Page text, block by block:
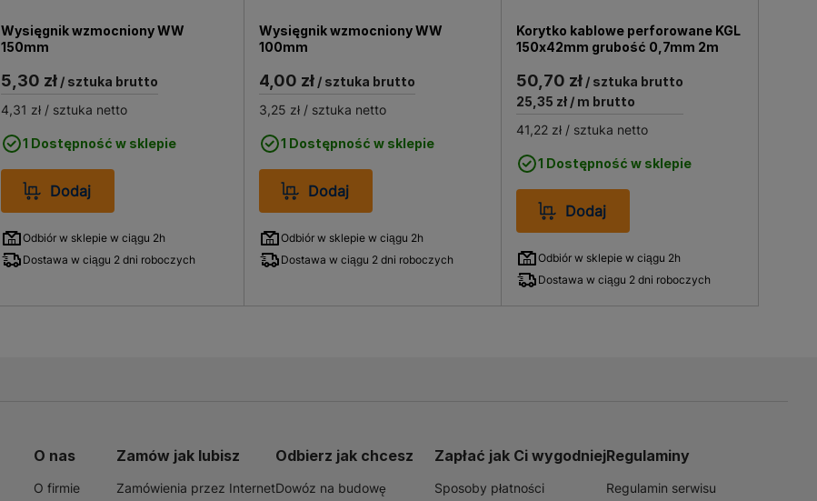
Wysięgnik wzmocniony WW
150mm
5,30 zł/ sztuka brutto
4,31 zł/ sztuka netto
1 Dostępność w sklepie
Dodaj
Odbiór w sklepie w ciągu 2h
Dostawa w ciągu 2 dni roboczych
Wysięgnik wzmocniony WW
100mm
4,00 zł/ sztuka brutto
3,25 zł/ sztuka netto
1 Dostępność w sklepie
Dodaj
Odbiór w sklepie w ciągu 2h
Dostawa w ciągu 2 dni roboczych
Korytko kablowe perforowane KGL
150x42mm grubość 0,7mm 2m
50,70 zł / sztuka brutto
25,35 zł / m brutto
41,22 zł / sztuka netto
1 Dostępność w sklepie
Dodaj
Odbiór w sklepie w ciągu 2h
Dostawa w ciągu 2 dni roboczych
O nas
O firmie
Zamów jak lubisz
Zamówienia przez Internet
Odbierz jak chcesz
Dowóz na budowę
Zapłać jak Ci wygodniej
Sposoby płatności
Regulaminy
Regulamin serwisu